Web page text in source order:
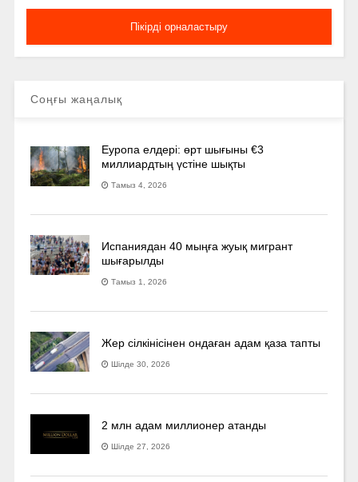
Соңғы жаңалық
Еуропа елдері: өрт шығыны €3
миллиардтың үстіне шықты
Тамыз 4, 2026
Испаниядан 40 мыңға жуық мигрант
шығарылды
Тамыз 1, 2026
Жер сілкінісінен ондаған адам қаза тапты
Шілде 30, 2026
2 млн адам миллионер атанды
Шілде 27, 2026